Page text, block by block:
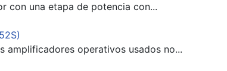
una etapa de potencia con...
operativos usados no...